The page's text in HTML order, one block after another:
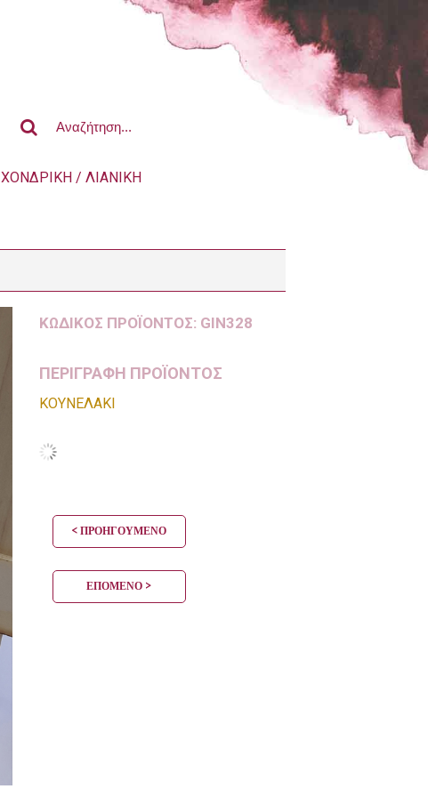
ΧΟΝΔΡΙΚΗ / ΛΙΑΝΙΚΗ
ΚΩΔΙΚΌΣ ΠΡΟΪΌΝΤΟΣ: GIN328
ΠΕΡΙΓΡΑΦΗ ΠΡΟΪΟΝΤΟΣ
ΚΟΥΝΕΛΑΚΙ
< ΠΡΟΗΓΟΎΜΕΝΟ
ΕΠΌΜΕΝΟ >